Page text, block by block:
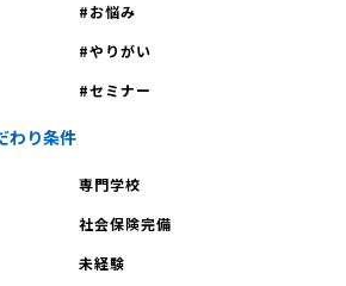
、教員室の雰囲気、渋谷という立地の良さなど、
とで、モチベーションが格段に上がります。 理
や現役教員に直接相談できます。じっくり話せる
ことで、長沼スクールが求める人物像を明確に把
選考プロセスにおいて、自身が効果的な自己アピ
お悩み
やりがい
セミナー
わり条件
専門学校
社会保険完備
未経験